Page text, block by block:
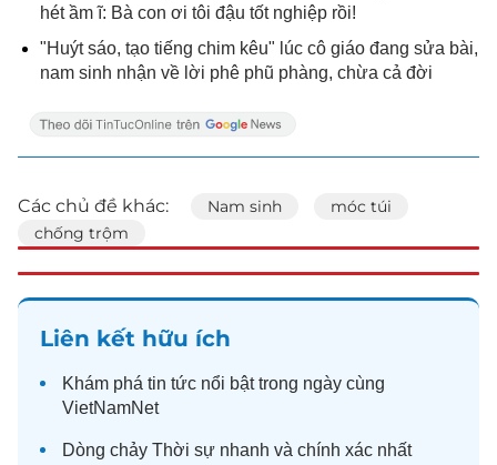
hét ầm ĩ: Bà con ơi tôi đậu tốt nghiệp rồi!
"Huýt sáo, tạo tiếng chim kêu" lúc cô giáo đang sửa bài,
nam sinh nhận về lời phê phũ phàng, chừa cả đời
Các chủ đề khác: Nam sinh
móc túi
chống trộm
Liên kết hữu ích
Khám phá tin tức nổi bật trong ngày cùng
VietNamNet
Dòng chảy Thời sự nhanh và chính xác nhất